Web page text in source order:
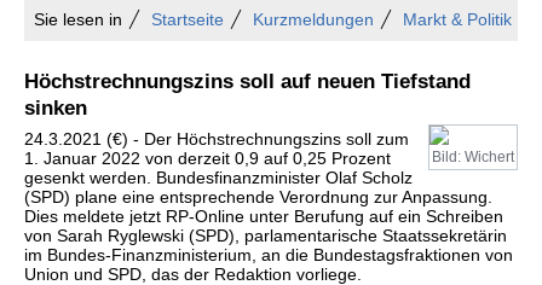
Sie lesen in Startseite Kurzmeldungen Markt & Politik
Höchstrechnungszins soll auf neuen Tiefstand
sinken
Bild: Wichert
24.3.2021 (€) - Der Höchstrechnungszins soll zum
1. Januar 2022 von derzeit 0,9 auf 0,25 Prozent
gesenkt werden. Bundesfinanzminister Olaf Scholz
(SPD) plane eine entsprechende Verordnung zur Anpassung.
Dies meldete jetzt RP-Online unter Berufung auf ein Schreiben
von Sarah Ryglewski (SPD), parlamentarische Staatssekretärin
im Bundes-Finanzministerium, an die Bundestagsfraktionen von
Union und SPD, das der Redaktion vorliege.